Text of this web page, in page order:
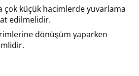
çok küçük hacimlerde yuvarlama
edilmelidir.
dönüşüm yaparken